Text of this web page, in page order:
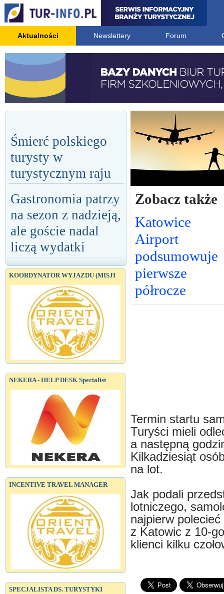
Aktualności Newslettery Forum
Śmierć polskiego
turysty w
turystycznym raju
Gastronomia patrzy
na sezon z nadzieją,
ale goście nadal
liczą wydatki
KOORDYNATOR WYJAZDU (MISJI
NEKERA - HELP DESK Specialist
INCENTIVE TRAVEL MANAGER
SPECJALISTA DS. TURYSTYKI
Zobacz także
Katowice
Airport
podsumowuje
pierwsze
półrocze
Termin startu
Turyści mieli
a następną
Kilkadziesiąt
na lot.
Jak podali
lotniczego,
najpierw
z Katowic z 10-
klienci kilku